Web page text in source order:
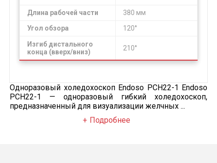
Длина рабочей части
380 мм
Угол обзора
120°
Изгиб дистального
конца (вверх/вниз)
210°
Одноразовый холедохоскоп Endoso PCH22-1 Endoso
PCH22-1 — одноразовый гибкий холедохоскоп,
предназначенный для визуализации желчных ...
Подробнее